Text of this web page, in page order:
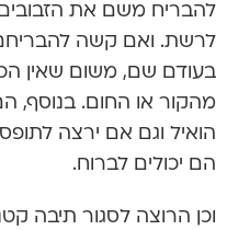
להבריח משם את הזבובים,
לרשת. ואם קשה
בעודם שם, משום שאין
מהקור או החום. בנוסף,
הואיל וגם אם ירצה
הם יכולים לברוח.
וכן הרוצה לסגור תיבה